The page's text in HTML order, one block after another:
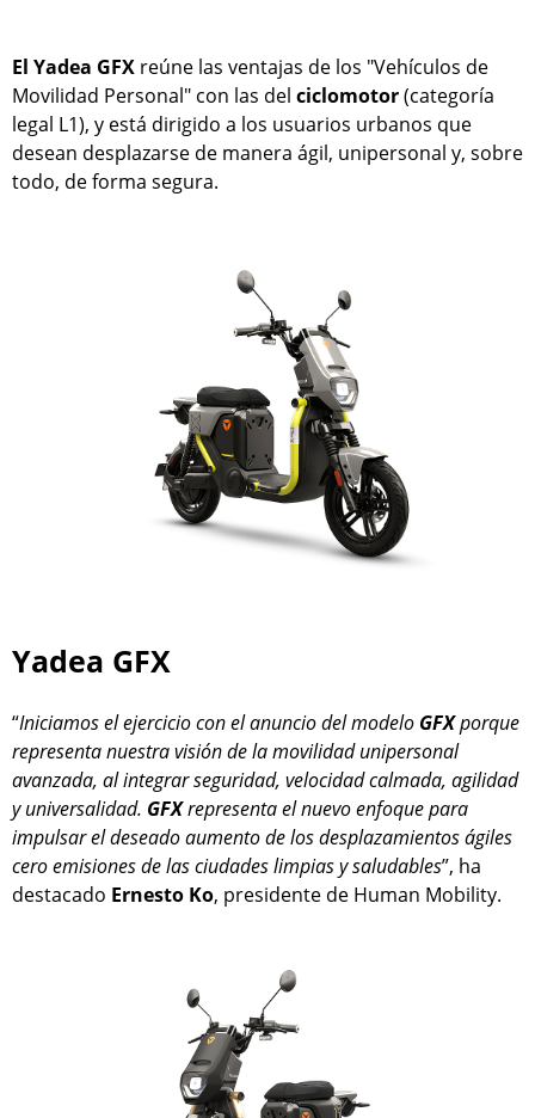
El Yadea GFX reúne las ventajas de los "Vehículos de
Movilidad Personal" con las del ciclomotor(categoría
legal L1), y está dirigido a los usuarios urbanos que
desean desplazarse de manera ágil, unipersonal y, sobre
todo, de forma segura.
Yadea GFX
“Iniciamos el ejercicio con el anuncio del modelo GFXporque
representa nuestra visión de la movilidad unipersonal
avanzada, al integrar seguridad, velocidad calmada, agilidad
y universalidad. GFXrepresenta el nuevo enfoque para
impulsar el deseado aumento de los desplazamientos ágiles
cero emisiones de las ciudades limpias y saludables”, ha
destacado Ernesto Ko, presidente de Human Mobility.